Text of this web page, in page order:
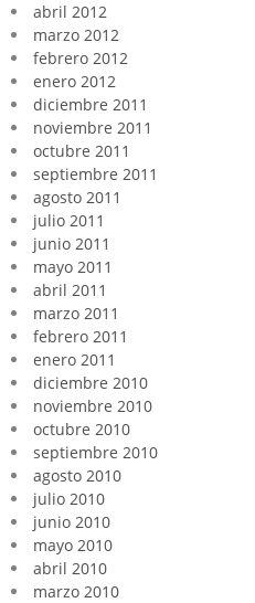
abril 2012
marzo 2012
febrero 2012
enero 2012
diciembre 2011
noviembre 2011
octubre 2011
septiembre 2011
agosto 2011
julio 2011
junio 2011
mayo 2011
abril 2011
marzo 2011
febrero 2011
enero 2011
diciembre 2010
noviembre 2010
octubre 2010
septiembre 2010
agosto 2010
julio 2010
junio 2010
mayo 2010
abril 2010
marzo 2010